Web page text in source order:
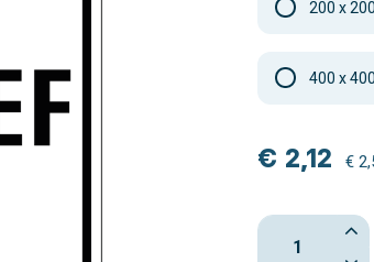
200 x
400 x
€ 2,12 €